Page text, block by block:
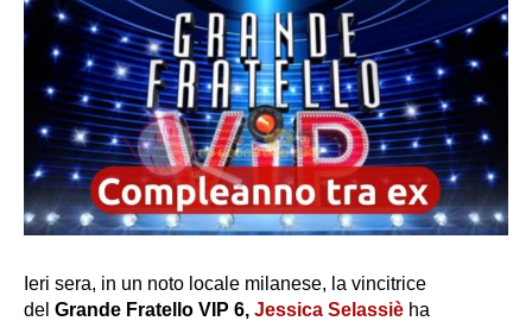
Ieri sera, in un noto locale milanese, la vincitrice
del Grande Fratello VIP 6, Jessica Selassiè ha